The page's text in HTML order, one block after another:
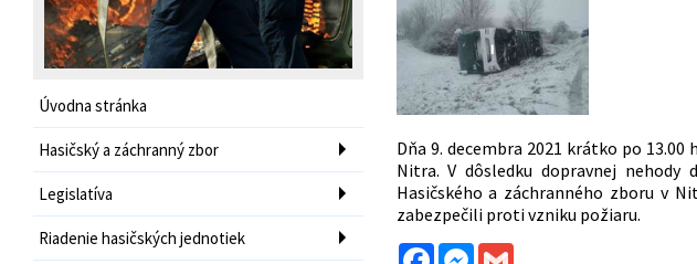
Úvodna stránka
Hasičský a záchranný zbor
Legislatíva
Riadenie hasičských jednotiek
Dňa 9. decembra 2021 krátko po
Nitra. V dôsledku dopravnej
Hasičského a záchranného zboru v
zabezpečili proti vzniku požiaru.
FacebookMessenger
Gmail